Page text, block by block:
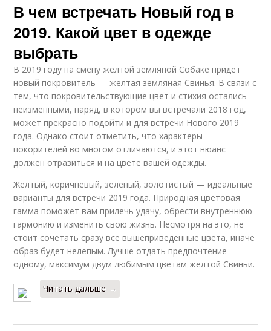
В чем встречать Новый год в
2019. Какой цвет в одежде
выбрать
В 2019 году на смену желтой земляной Собаке придет
новый покровитель — желтая земляная Свинья. В связи с
тем, что покровительствующие цвет и стихия остались
неизменными, наряд, в котором вы встречали 2018 год,
может прекрасно подойти и для встречи Нового 2019
года. Однако стоит отметить, что характеры
покорителей во многом отличаются, и этот нюанс
должен отразиться и на цвете вашей одежды.
Желтый, коричневый, зеленый, золотистый — идеальные
варианты для встречи 2019 года. Природная цветовая
гамма поможет вам прилечь удачу, обрести внутреннюю
гармонию и изменить свою жизнь. Несмотря на это, не
стоит сочетать сразу все вышеприведенные цвета, иначе
образ будет нелепым. Лучше отдать предпочтение
одному, максимум двум любимым цветам желтой Свиньи.
Читать дальше →